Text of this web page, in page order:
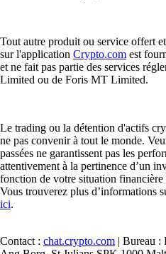
Tout autre produit ou service offert
sur l'application Crypto.com est
et ne fait pas partie des services
Limited ou de Foris MT Limited.
Le trading ou la détention d'actifs
ne pas convenir à tout le monde.
passées ne garantissent pas les
attentivement à la pertinence d’un
fonction de votre situation financière
Vous trouverez plus d’informations
ici.
Contact : chat.crypto.com | Bureau :